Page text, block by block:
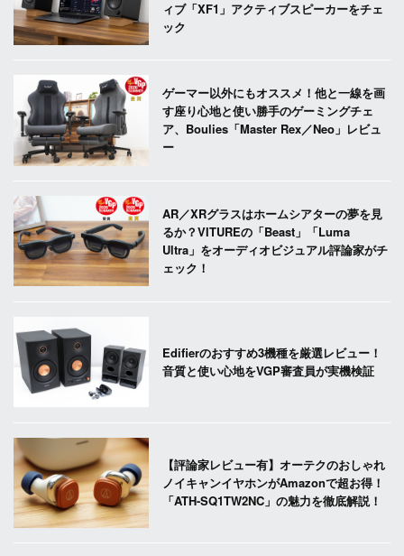
ィブ「XF1」アクティブスピーカーをチェ
ック
ゲーマー以外にもオススメ！他と一線を画
す座り心地と使い勝手のゲーミングチェ
ア、Boulies「Master Rex／Neo」レビュ
ー
AR／XRグラスはホームシアターの夢を見
るか？VITUREの「Beast」「Luma
Ultra」をオーディオビジュアル評論家がチ
ェック！
Edifierのおすすめ3機種を厳選レビュー！
音質と使い心地をVGP審査員が実機検証
【評論家レビュー有】オーテクのおしゃれ
ノイキャンイヤホンがAmazonで超お得！
「ATH-SQ1TW2NC」の魅力を徹底解説！